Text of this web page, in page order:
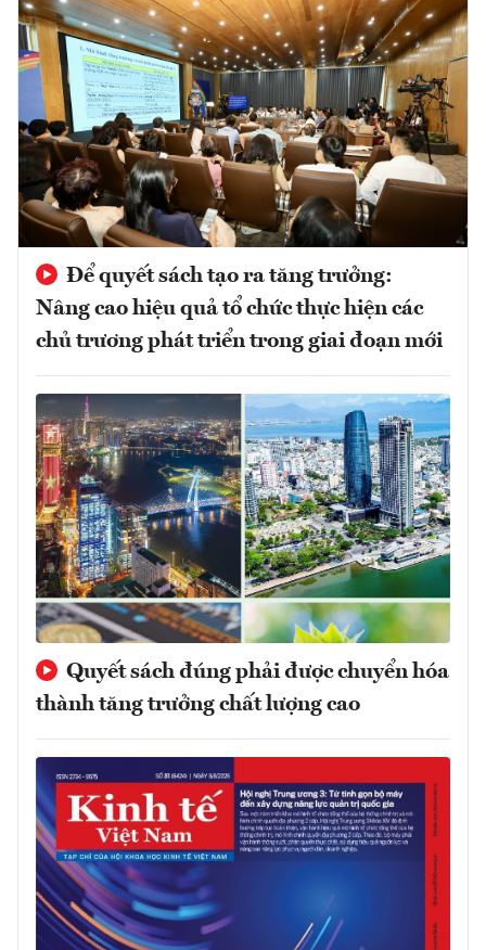
Để quyết sách tạo ra tăng trưởng:
Nâng cao hiệu quả tổ chức thực hiện các
chủ trương phát triển trong giai đoạn mới
Quyết sách đúng phải được chuyển hóa
thành tăng trưởng chất lượng cao